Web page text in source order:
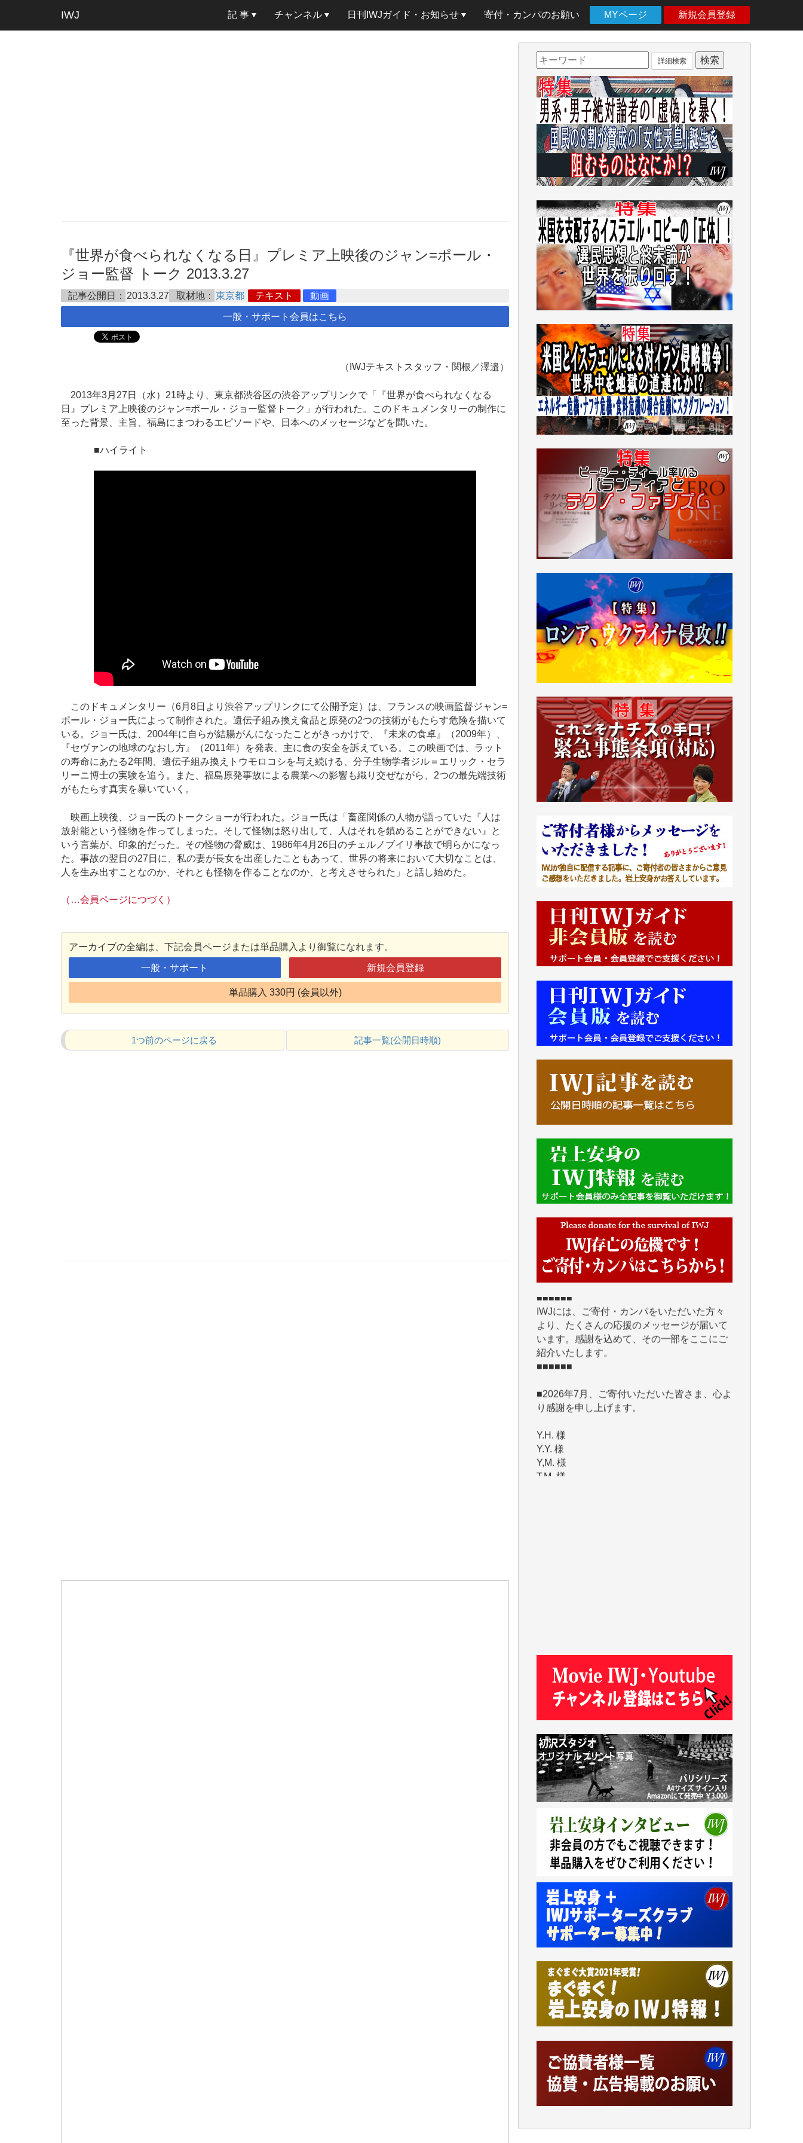
IWJ 記 事 チャンネル 日刊IWJガイド・お知らせ 寄付・カンパのお願い MYページ 新規会員登録
『世界が食べられなくなる日』プレミア上映後のジャン=ポール・
ジョー監督 トーク 2013.3.27
記事公開日： 2013.3.27 取材地： 東京都 テキスト 動画
一般・サポート会員はこちら
（IWJテキストスタッフ・関根／澤邉）
2013年3月27日（水）21時より、東京都渋谷区の渋谷アップリンクで「『世界が食べられなくなる
日』プレミア上映後のジャン=ポール・ジョー監督トーク」が行われた。このドキュメンタリーの制作に
至った背景、主旨、福島にまつわるエピソードや、日本へのメッセージなどを聞いた。
■ハイライト
このドキュメンタリー（6月8日より渋谷アップリンクにて公開予定）は、フランスの映画監督ジャン=
ポール・ジョー氏によって制作された。遺伝子組み換え食品と原発の2つの技術がもたらす危険を描いて
いる。ジョー氏は、2004年に自らが結腸がんになったことがきっかけで、『未来の食卓』（2009年）、
『セヴァンの地球のなおし方』（2011年）を発表、主に食の安全を訴えている。この映画では、ラット
の寿命にあたる2年間、遺伝子組み換えトウモロコシを与え続ける、分子生物学者ジル＝エリック・セラ
リーニ博士の実験を追う。また、福島原発事故による農業への影響も織り交ぜながら、2つの最先端技術
がもたらす真実を暴いていく。
映画上映後、ジョー氏のトークショーが行われた。ジョー氏は「畜産関係の人物が語っていた『人は
放射能という怪物を作ってしまった。そして怪物は怒り出して、人はそれを鎮めることができない』と
いう言葉が、印象的だった。その怪物の脅威は、1986年4月26日のチェルノブイリ事故で明らかになっ
た。事故の翌日の27日に、私の妻が長女を出産したこともあって、世界の将来において大切なことは、
人を生み出すことなのか、それとも怪物を作ることなのか、と考えさせられた」と話し始めた。
（…会員ページにつづく）
アーカイブの全編は、下記会員ページまたは単品購入より御覧になれます。
一般・サポート 新規会員登録
単品購入 330円 (会員以外)
1つ前のページに戻る 記事一覧(公開日時順)
詳細検索
■■■■■■
IWJには、ご寄付・カンパをいただいた方々
より、たくさんの応援のメッセージが届いて
います。感謝を込めて、その一部をここにご
紹介いたします。
■■■■■■
■2026年7月、ご寄付いただいた皆さま、心よ
Y.H. 様
Y,M. 様
T.M. 様
マツモト ヤスアキ 様
マシオン 恵美香 様
Y.T. 様
T.K. 様
ASAKO TAKAESU 様
マシオン恵美香 様
平野智生 様
山本賢二 様
吉住俊昭 様
徳山匡 様
金 盛起 様
塩川 晃平 様
松本益美 様
井出 隆太 様
及川昭男 様
岩井祐子 様
藤田英之 様
藤岡比左志 様
小池説夫 様
アオキカナメ 様
諸般の事情によりIWJ会費払えず今は非会員
です。市民側に立つ講演会にIWJのカメラマ
われるのはあまりにもったいない。少しでも
お役立てください。（H.O.様）
今日、僅かですがカンパしました。（T.M.
様）
今日、僅かですがカンパしました。IWJの危
機を乗り切るには到底及ばない額ですが病気
の妻を抱えている私にとっては精一杯のカン
パです。
かねてよりIWJが発してきた膨大な取材記事